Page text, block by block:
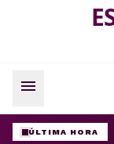
menu
ÚLTIMA HORA